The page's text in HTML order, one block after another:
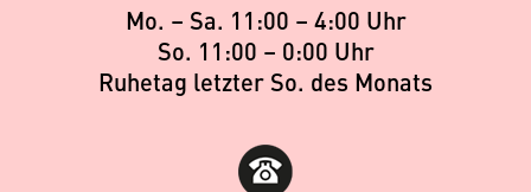
Mo. – Sa. 11:00 – 4:00 Uhr
So. 11:00 – 0:00 Uhr
Ruhetag letzter So. des Monats